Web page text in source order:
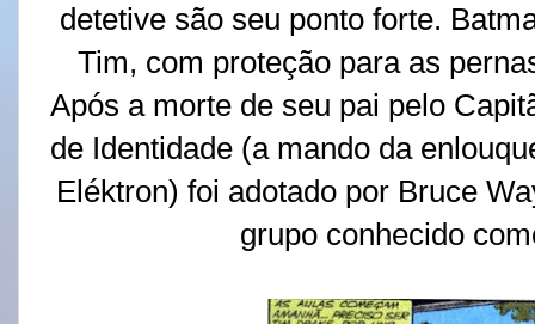
detetive são seu ponto forte.
Tim, com proteção para as
Após a morte de seu pai pelo
de Identidade (a mando da
Eléktron) foi adotado por Bruce
grupo conhecido